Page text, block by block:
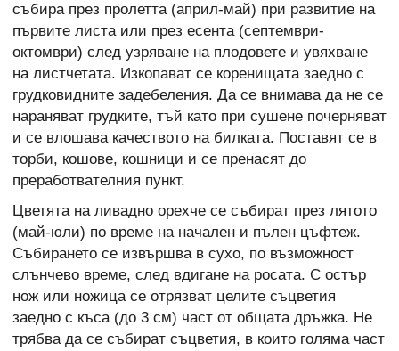
събира през пролетта (април-май) при развитие на
първите листа или през есента (септември-
октомври) след узряване на плодовете и увяхване
на листчетата. Изкопават се коренищата заедно с
грудковидните задебеления. Да се внимава да не се
нараняват грудките, тъй като при сушене почерняват
и се влошава качеството на билката. Поставят се в
торби, кошове, кошници и се пренасят до
преработвателния пункт.
Цветята на ливадно орехче се събират през лятото
(май-юли) по време на начален и пълен цъфтеж.
Събирането се извършва в сухо, по възможност
слънчево време, след вдигане на росата. С остър
нож или ножица се отрязват целите съцветия
заедно с къса (до 3 см) част от общата дръжка. Не
трябва да се събират съцветия, в които голяма част